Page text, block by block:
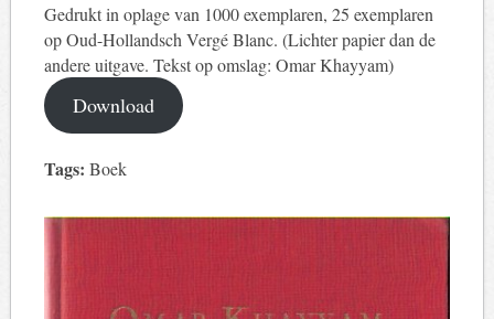
Gedrukt in oplage van 1000 exemplaren, 25 exemplaren
op Oud-Hollandsch Vergé Blanc. (Lichter papier dan de
andere uitgave. Tekst op omslag: Omar Khayyam)
Download
Tags: Boek